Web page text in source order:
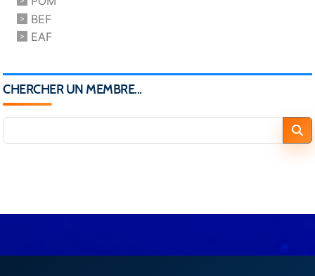
BEF
EAF
CHERCHER UN MEMBRE...